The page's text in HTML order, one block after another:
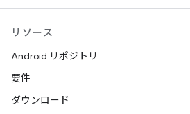
リソース
Android リポジトリ
要件
ダウンロード